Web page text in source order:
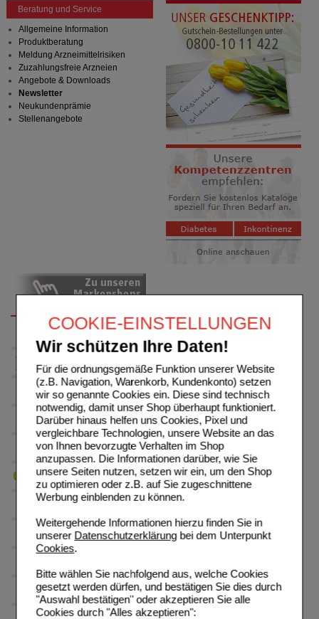
COOKIE-EINSTELLUNGEN
Wir schützen Ihre Daten!
Für die ordnungsgemäße Funktion unserer Website
(z.B. Navigation, Warenkorb, Kundenkonto) setzen
wir so genannte Cookies ein. Diese sind technisch
notwendig, damit unser Shop überhaupt funktioniert.
Darüber hinaus helfen uns Cookies, Pixel und
vergleichbare Technologien, unsere Website an das
von Ihnen bevorzugte Verhalten im Shop
anzupassen. Die Informationen darüber, wie Sie
unsere Seiten nutzen, setzen wir ein, um den Shop
zu optimieren oder z.B. auf Sie zugeschnittene
Werbung einblenden zu können.
Weitergehende Informationen hierzu finden Sie in
unserer Datenschutzerklärungbei dem Unterpunkt
Cookies.
Bitte wählen Sie nachfolgend aus, welche Cookies
gesetzt werden dürfen, und bestätigen Sie dies durch
"Auswahl bestätigen" oder akzeptieren Sie alle
Cookies durch "Alles akzeptieren":
Beratung und Service
Allgemeine Information
Produktberatung
Meldung Arzneimittelrisiken
Zuzahlungsfreie Arzneien
Angebote & Downloads
Newsletter
Neukundenprämie
Stellenangebote